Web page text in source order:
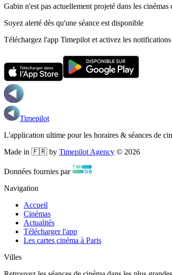
Gabin n'est pas actuellement projeté dans les cinémas
Soyez alerté dès qu'une séance est disponible
Téléchargez l'app Timepilot et activez les
Timepilot
L'application ultime pour les horaires & séances de
Made in 🇫🇷 by Timepilot Agency © 2026
Données fournies par
Navigation
Accueil
Cinémas
Actualités
Télécharger l'app
Les cartes cinéma à Paris
Villes